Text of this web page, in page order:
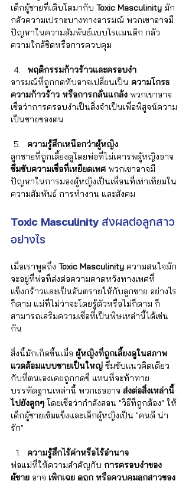
เด็กผู้ชายที่เติบโตมากับ Toxic Masculinity มัก
กลัวความเปราะบางทางอารมณ์ พวกเขาอาจมี
ปัญหาในความสัมพันธ์แบบโรแมนติก กลัว
ความใกล้ชิดหรือการควบคุม
พฤติกรรมก้าวร้าวและครอบงำ
อารมณ์ที่ถูกกดทับอาจเปลี่ยนเป็น ความโกรธ
ความก้าวร้าว หรือการกลั่นแกล้ง พวกเขาอาจ
เชื่อว่าการครอบงำเป็นสิ่งจำเป็นเพื่อพิสูจน์ความ
เป็นชายของตน
ความรู้สึกเหนือกว่าผู้หญิง
ลูกชายที่ถูกเลี้ยงดูโดยพ่อที่ไม่เคารพผู้หญิงอาจ
ซึมซับความเชื่อที่เหยียดเพศ พวกเขาอาจมี
ปัญหาในการมองผู้หญิงเป็นเพื่อนที่เท่าเทียมใน
ความสัมพันธ์ การทำงาน และสังคม
Toxic Masculinity ส่งผลต่อลูกสาว
อย่างไร
เมื่อเราพูดถึง Toxic Masculinity ความสนใจมัก
จะอยู่ที่พ่อที่ส่งต่อความคาดหวังทางเพศที่
แข็งกร้าวและเป็นอันตรายให้กับลูกชาย อย่างไร
ก็ตาม แม่ที่ไม่ว่าจะโดยรู้ตัวหรือไม่ก็ตาม ก็
สามารถเสริมความเชื่อที่เป็นพิษเหล่านี้ได้เช่น
กัน
สิ่งนี้มักเกิดขึ้นเมื่อ ผู้หญิงที่ถูกเลี้ยงดูในสภาพ
แวดล้อมแบบชายเป็นใหญ่ ซึมซับแนวคิดเดียว
กับที่ตนเองเคยถูกกดขี่ แทนที่จะท้าทาย
บรรทัดฐานเหล่านี้ พวกเธออาจ ส่งต่อสิ่งเหล่านี้
ไปยังลูกๆ โดยเชื่อว่ากำลังสอน "วิธีที่ถูกต้อง" ให้
เด็กผู้ชายเข้มแข็งและเด็กผู้หญิงเป็น "คนดี น่า
รัก"
ความรู้สึกไร้ค่าหรือไร้อำนาจ
พ่อแม่ที่ให้ความสำคัญกับ การครอบงำของ
ผู้ชาย อาจ เพิกเฉย ดูถูก หรือควบคุมลูกสาวของ